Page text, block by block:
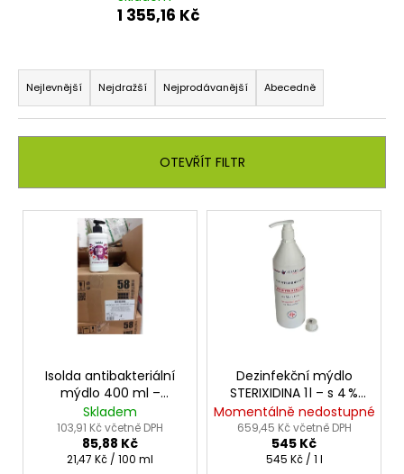
1 355,16 Kč
Ř
a
z
e
í
p
Nejlevnější Nejdražší Nejprodávanější Abecedně
OTEVŘÍT FILTR
V
Isolda antibakteriální
mýdlo 400 ml –
čištění a hygienická
ochrana
Skladem
103,91 Kč včetně DPH
85,88 Kč
Měrná
21,47 Kč / 100 ml
Dezinfekční mýdlo
STERIXIDINA 1 l – s 4 %
chlorhexidinem
Momentálně nedostupné
659,45 Kč včetně DPH
545 Kč
Měrná
545 Kč / 1 l